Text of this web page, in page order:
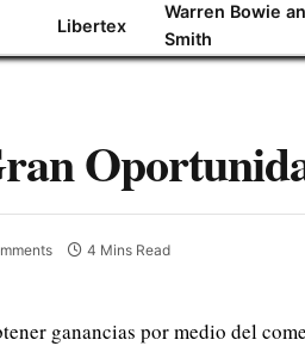
Libertex
Warren Bowie
Smith
4 Mins Read
ganancias por medio del